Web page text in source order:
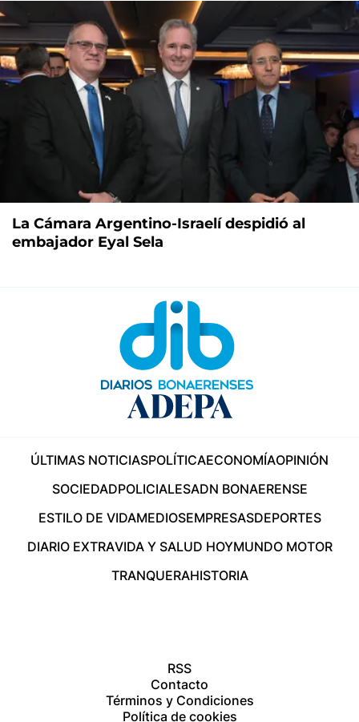
La Cámara Argentino-Israelí despidió al
embajador Eyal Sela
ÚLTIMAS NOTICIASPOLÍTICAECONOMÍAOPINIÓN
SOCIEDADPOLICIALESADN BONAERENSE
ESTILO DE VIDAMEDIOSEMPRESASDEPORTES
DIARIO EXTRAVIDA Y SALUD HOYMUNDO MOTOR
TRANQUERAHISTORIA
RSS
Contacto
Términos y Condiciones
Política de cookies